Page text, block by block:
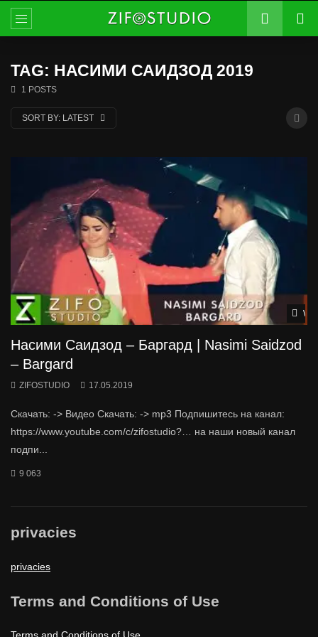
TAG: НАСИМИ САИДЗОД 2019
1 POSTS
SORT BY: LATEST
Насими Саидзод – Баргард | Nasimi Saidzod
– Bargard
ZIFOSTUDIO 17.05.2019
Скачать: -> Видео Скачать: -> mp3 Подпишитесь на канал:
https://www.youtube.com/c/zifostudio?… на наши новый канал
подпи...
9 063
privacies
privacies
Terms and Conditions of Use